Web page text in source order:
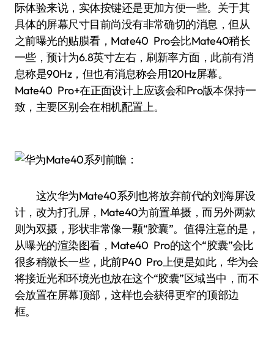
际体验来说，实体按键还是更加方便一些。关于其
具体的屏幕尺寸目前尚没有非常确切的消息，但从
之前曝光的贴膜看，Mate40 Pro会比Mate40稍长
一些，预计为6.8英寸左右，刷新率方面，此前有消
息称是90Hz，但也有消息称会用120Hz屏幕。
Mate40 Pro+在正面设计上应该会和Pro版本保持一
致，主要区别会在相机配置上。
这次华为Mate40系列也将放弃前代的刘海屏设
计，改为打孔屏，Mate40为前置单摄，而另外两款
则为双摄，形状非常像一颗“胶囊”。值得注意的是，
从曝光的渲染图看，Mate40 Pro的这个“胶囊”会比
很多稍微长一些，此前P40 Pro上便是如此，华为会
将接近光和环境光也放在这个“胶囊”区域当中，而不
会放置在屏幕顶部，这样也会获得更窄的顶部边
框。